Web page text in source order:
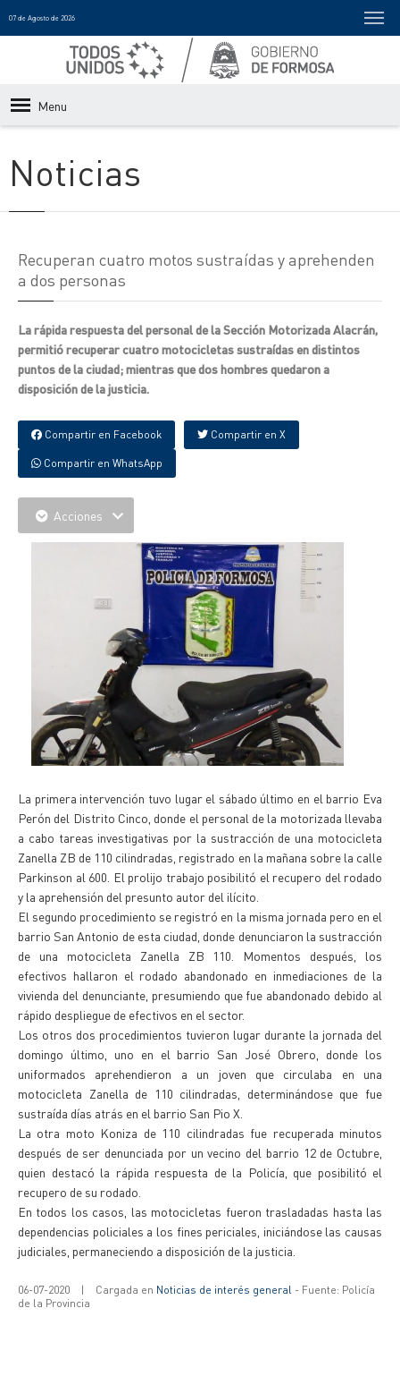
07 de Agosto de 2026
Menu
Noticias
Recuperan cuatro motos sustraídas y aprehenden
a dos personas
La rápida respuesta del personal de la Sección Motorizada Alacrán,
permitió recuperar cuatro motocicletas sustraídas en distintos
puntos de la ciudad; mientras que dos hombres quedaron a
disposición de la justicia.
Compartir en Facebook Compartir en X
Compartir en WhatsApp
Acciones
La primera intervención tuvo lugar el sábado último en el barrio Eva
Perón del Distrito Cinco, donde el personal de la motorizada llevaba
a cabo tareas investigativas por la sustracción de una motocicleta
Zanella ZB de 110 cilindradas, registrado en la mañana sobre la calle
Parkinson al 600. El prolijo trabajo posibilitó el recupero del rodado
y la aprehensión del presunto autor del ilícito.
El segundo procedimiento se registró en la misma jornada pero en el
barrio San Antonio de esta ciudad, donde denunciaron la sustracción
de una motocicleta Zanella ZB 110. Momentos después, los
efectivos hallaron el rodado abandonado en inmediaciones de la
vivienda del denunciante, presumiendo que fue abandonado debido al
rápido despliegue de efectivos en el sector.
Los otros dos procedimientos tuvieron lugar durante la jornada del
domingo último, uno en el barrio San José Obrero, donde los
uniformados aprehendieron a un joven que circulaba en una
motocicleta Zanella de 110 cilindradas, determinándose que fue
sustraída días atrás en el barrio San Pio X.
La otra moto Koniza de 110 cilindradas fue recuperada minutos
después de ser denunciada por un vecino del barrio 12 de Octubre,
quien destacó la rápida respuesta de la Policía, que posibilitó el
recupero de su rodado.
En todos los casos, las motocicletas fueron trasladadas hasta las
dependencias policiales a los fines periciales, iniciándose las causas
judiciales, permaneciendo a disposición de la justicia.
06-07-2020 | Cargada en Noticias de interés general - Fuente: Policía
de la Provincia